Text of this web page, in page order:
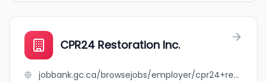
CPR24 Restoration Inc.
jobbank.gc.ca/browsejobs/employer/cpr24+restoration+inc./ca